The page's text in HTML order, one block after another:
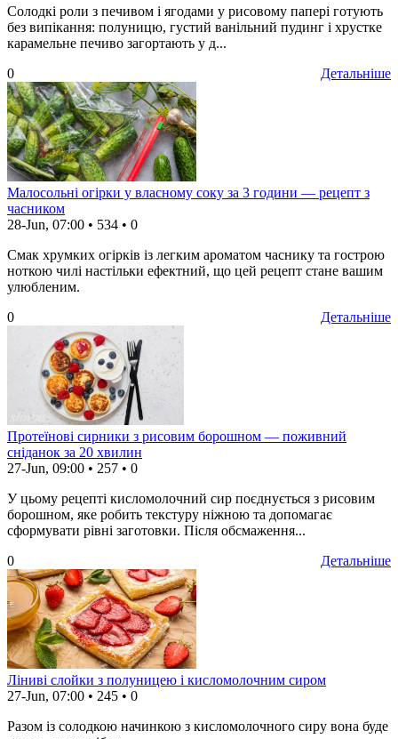
Солодкі роли з печивом і ягодами у рисовому папері готують
без випікання: полуницю, густий ванільний пудинг і хрустке
карамельне печиво загортають у д...
Детальніше
0
Малосольні огірки у власному соку за 3 години — рецепт з
часником
28-Jun, 07:00 • 534 • 0
Смак хрумких огірків із легким ароматом часнику та гострою
ноткою чилі настільки ефектний, що цей рецепт стане вашим
улюбленим.
Детальніше
0
Протеїнові сирники з рисовим борошном — поживний
сніданок за 20 хвилин
27-Jun, 09:00 • 257 • 0
У цьому рецепті кисломолочний сир поєднується з рисовим
борошном, яке робить текстуру ніжною та допомагає
сформувати рівні заготовки. Після обсмаження...
Детальніше
0
Ліниві слойки з полуницею і кисломолочним сиром
27-Jun, 07:00 • 245 • 0
Разом із солодкою начинкою з кисломолочного сиру вона буде